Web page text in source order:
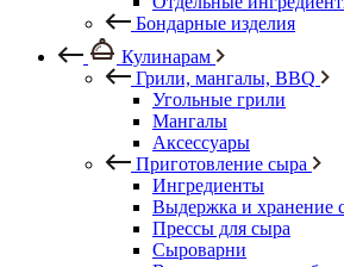
Бондарные изделия
Кулинарам
Грили, мангалы, BBQ
Угольные грили
Мангалы
Аксессуары
Приготовление сыра
Ингредиенты
Выдержка и хранение
Прессы для сыра
Сыроварни